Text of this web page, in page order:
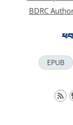
BDRC
EPUB